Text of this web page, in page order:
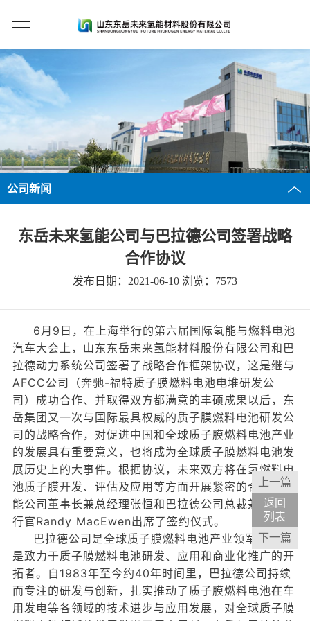
公司新闻
东岳未来氢能公司与巴拉德公司签署战略
合作协议
发布日期：2021-06-10 浏览：7573
6月9日，在上海举行的第六届国际氢能与燃料电池
汽车大会上，山东东岳未来氢能材料股份有限公司和巴
拉德动力系统公司签署了战略合作框架协议，这是继与
AFCC公司（奔驰-福特质子膜燃料电池电堆研发公
司）成功合作、并取得双方都满意的丰硕成果以后，东
岳集团又一次与国际最具权威的质子膜燃料电池研发公
司的战略合作，对促进中国和全球质子膜燃料电池产业
的发展具有重要意义，也将成为全球质子膜燃料电池发
展历史上的大事件。根据协议，未来双方将在氢燃料电
池质子膜开发、评估及应用等方面开展紧密的合作。氢
能公司董事长兼总经理张恒和巴拉德公司总裁兼首席执
行官Randy MacEwen出席了签约仪式。
巴拉德公司是全球质子膜燃料电池产业领军企业，
是致力于质子膜燃料电池研发、应用和商业化推广的开
拓者。自1983年至今约40年时间里，巴拉德公司持续
而专注的研发与创新，扎实推动了质子膜燃料电池在车
用发电等各领域的技术进步与应用发展，对全球质子膜
上一篇
返回
列表
下一篇